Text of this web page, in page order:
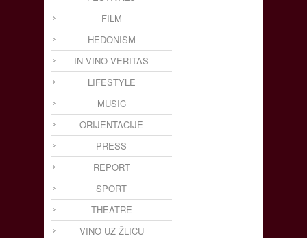
FILM
HEDONISM
IN VINO VERITAS
LIFESTYLE
MUSIC
ORIJENTACIJE
PRESS
REPORT
SPORT
THEATRE
VINO UZ ŽLICU